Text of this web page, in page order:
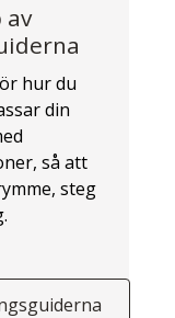
av
hur du
din
så att
steg